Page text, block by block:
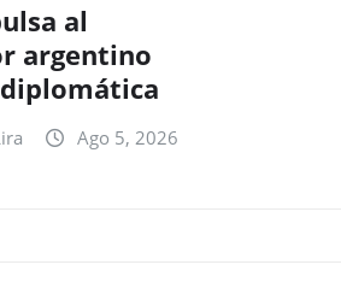
al
argentino
Ago 5, 2026